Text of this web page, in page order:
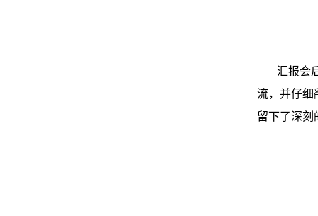
汇报会
流，并仔细
留下了深刻